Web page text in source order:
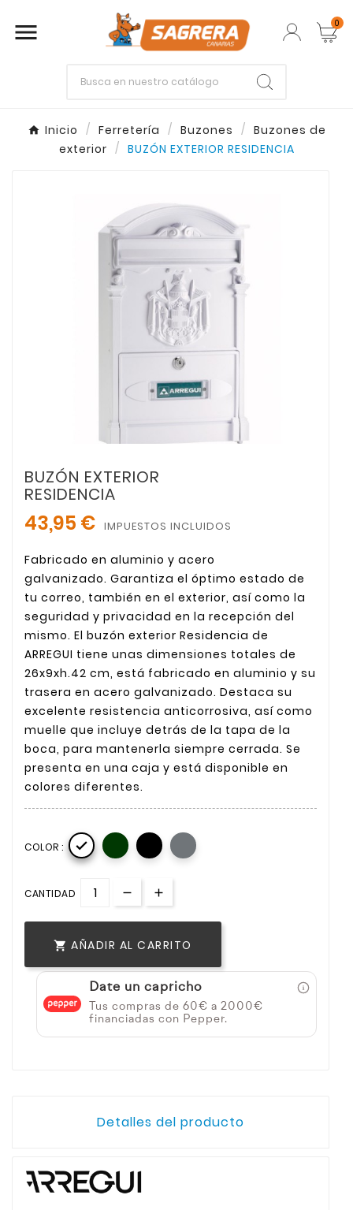
 0
Inicio Ferretería Buzones
Buzones de
exterior
BUZÓN EXTERIOR RESIDENCIA
BUZÓN EXTERIOR
RESIDENCIA
43,95 € IMPUESTOS INCLUIDOS
Fabricado en aluminio y acero
galvanizado. Garantiza el óptimo estado de
tu correo, también en el exterior, así como la
seguridad y privacidad en la recepción del
mismo. El buzón exterior Residencia de
ARREGUI tiene unas dimensiones totales de
26x9xh.42 cm, está fabricado en aluminio y su
trasera en acero galvanizado. Destaca su
excelente resistencia anticorrosiva, así como
muelle que incluye detrás de la tapa de la
boca, para mantenerla siempre cerrada. Se
presenta en una caja y está disponible en
colores diferentes.
COLOR : 
CANTIDAD
 AÑADIR AL CARRITO
Date un capricho
Tus compras de 60€ a 2000€
financiadas con Pepper.
Detalles del producto